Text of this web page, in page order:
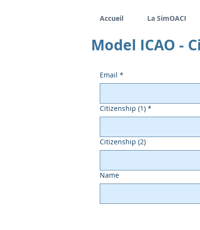
Accueil La SimOACI
Model ICAO -
Email *
Citizenship (1) *
Citizenship (2)
Name